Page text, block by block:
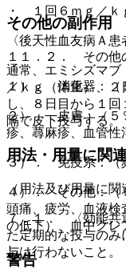
その他の副作用
１１．２． その他
１）． 消化器：（
２）． 皮膚：（５
疹、蕁麻疹、血管性
３）． 免疫系：（
４）． その他：（
頭痛、疲労、血液検
の低下）、血中クレ
警告
・ １回６ｍｇ／ｋ
〈後天性血友病Ａ
通常、エミシズマブ
／ｋｇ（体重）、
し、８日目から１
隔で皮下投与する。
用法・用量に関
（用法及び用量に
７．１． 〈効能共
た定期的な投与の
与は行わないこと。